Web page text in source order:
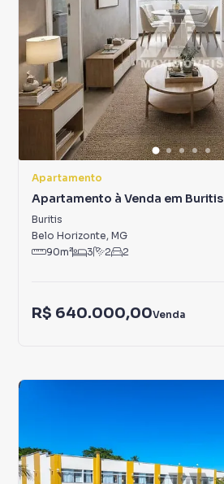
Apartamento
Apartamento à Venda em Buritis
Buritis
Belo Horizonte, MG
90m² 3 2 2
R$ 640.000,00Venda